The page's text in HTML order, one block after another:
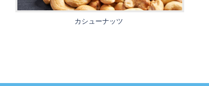
カシューナッツ